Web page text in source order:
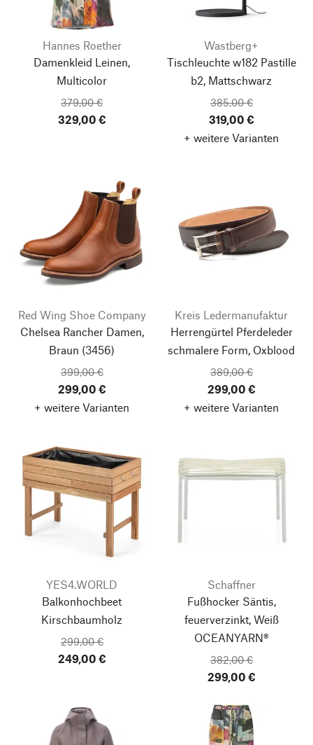
Hannes Roether
Damenkleid Leinen,
Multicolor
379,00 €
329,00 €
Wastberg+
Tischleuchte w182 Pastille
b2, Mattschwarz
385,00 €
319,00 €
+ weitere Varianten
Red Wing Shoe Company
Chelsea Rancher Damen,
Braun (3456)
399,00 €
299,00 €
+ weitere Varianten
Kreis Ledermanufaktur
Herrengürtel Pferdeleder
schmalere Form, Oxblood
389,00 €
299,00 €
+ weitere Varianten
YES4.WORLD
Balkonhochbeet
Kirschbaumholz
299,00 €
249,00 €
Schaffner
Fußhocker Säntis,
feuerverzinkt, Weiß
OCEANYARN®
382,00 €
299,00 €